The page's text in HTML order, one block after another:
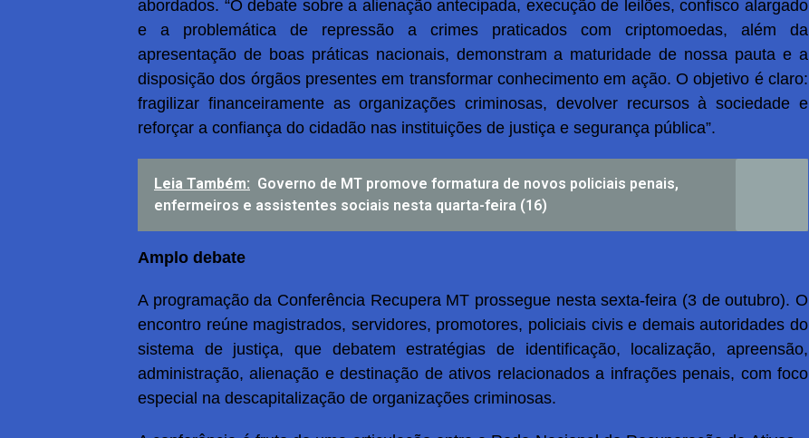
abordados. “O debate sobre a alienação antecipada, execução de leilões, confisco alargado
e a problemática de repressão a crimes praticados com criptomoedas, além da
apresentação de boas práticas nacionais, demonstram a maturidade de nossa pauta e a
disposição dos órgãos presentes em transformar conhecimento em ação. O objetivo é claro:
fragilizar financeiramente as organizações criminosas, devolver recursos à sociedade e
reforçar a confiança do cidadão nas instituições de justiça e segurança pública”.
Leia Também: Governo de MT promove formatura de novos policiais penais,
enfermeiros e assistentes sociais nesta quarta-feira (16)
Amplo debate
A programação da Conferência Recupera MT prossegue nesta sexta-feira (3 de outubro). O
encontro reúne magistrados, servidores, promotores, policiais civis e demais autoridades do
sistema de justiça, que debatem estratégias de identificação, localização, apreensão,
administração, alienação e destinação de ativos relacionados a infrações penais, com foco
especial na descapitalização de organizações criminosas.